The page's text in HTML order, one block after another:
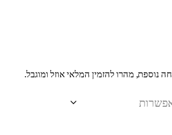
נוספת, מהרו להזמין המלאי אוזל ומוגבל.